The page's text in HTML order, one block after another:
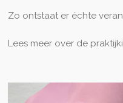
Zo ontstaat er échte
Lees meer over de